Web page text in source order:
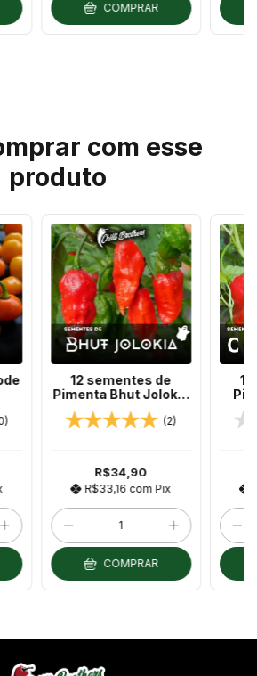
COMPRAR
com esse
produto
12 sementes de
Pimenta Bhut Jolokia
TERCEIRA MAIS
FORTE DO MUNDO
(2)
R$34,90
R$33,16 com Pix
COMPRAR